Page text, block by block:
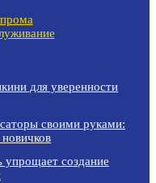
для уверенности
своими руками:
упрощает создание